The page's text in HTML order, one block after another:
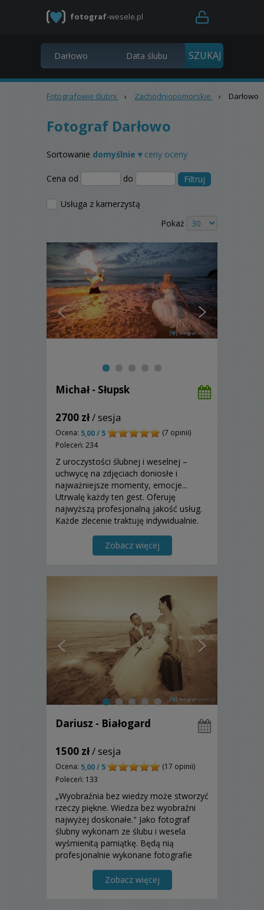
fotograf-wesele.pl
Fotografowie ślubni › Zachodniopomorskie › Darłowo
Fotograf Darłowo
Sortowanie domyślnie ▾ ceny oceny
Cena od do Filtruj
Usługa z kamerzystą
Pokaż
Michał - Słupsk
2700 zł/ sesja
Ocena: 5,00 / 5
(7 opinii)
Poleceń: 234
Z uroczystości ślubnej i weselnej –
uchwycę na zdjęciach doniosłe i
najważniejsze momenty, emocje...
Utrwalę każdy ten gest. Oferuję
najwyższą profesjonalną jakość usług.
Każde zlecenie traktuję indywidualnie.
Zobacz więcej
Dariusz - Białogard
1500 zł/ sesja
Ocena: 5,00 / 5
(17 opinii)
Poleceń: 133
„Wyobraźnia bez wiedzy może stworzyć
rzeczy piękne. Wiedza bez wyobraźni
najwyżej doskonałe." Jako fotograf
ślubny wykonam ze ślubu i wesela
wyśmienitą pamiątkę. Będą nią
profesjonalnie wykonane fotografie
Zobacz więcej